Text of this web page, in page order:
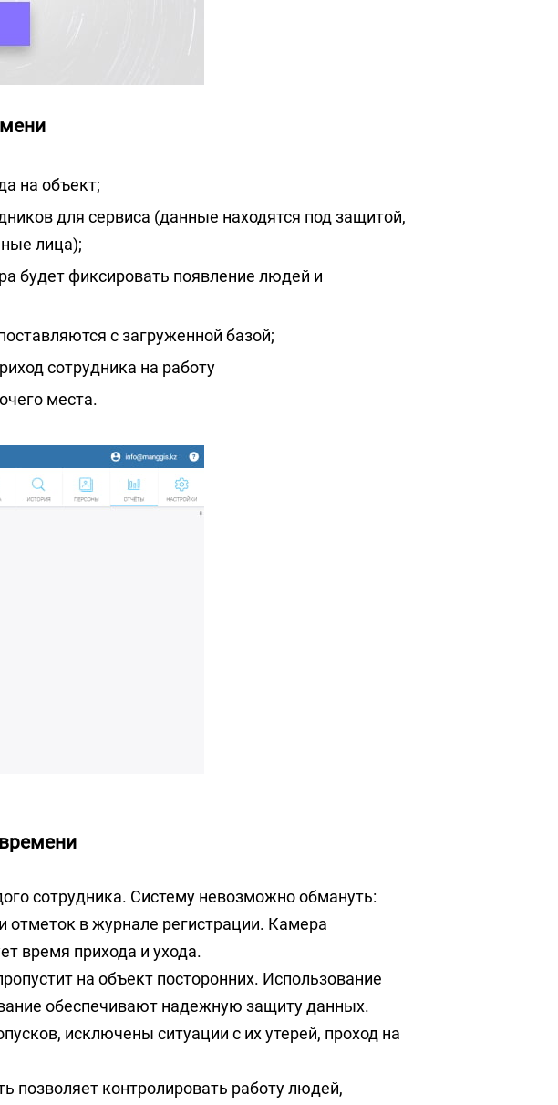
на объект;
для сервиса (данные находятся под защитой,
лица);
будет фиксировать появление людей и
с загруженной базой;
сотрудника на работу
места.
сотрудника. Систему невозможно обмануть:
отметок в журнале регистрации. Камера
время прихода и ухода.
на объект посторонних. Использование
обеспечивают надежную защиту данных.
исключены ситуации с их утерей, проход на
позволяет контролировать работу людей,